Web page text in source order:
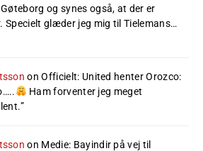
og synes også, at der er
Specielt glæder jeg mig til Tielemans…
onOfficielt: United henter Orozco:
Ham forventer jeg meget
”
on Medie: Bayindir på vej til